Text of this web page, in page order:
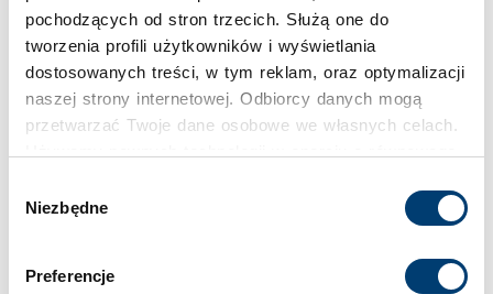
pochodzących od stron trzecich. Służą one do
tworzenia profili użytkowników i wyświetlania
dostosowanych treści, w tym reklam, oraz optymalizacji
naszej strony internetowej. Odbiorcy danych mogą
przetwarzać Twoje dane osobowe we własnych celach.
odrzucić i wycofać swoją zgodę w dowolnej chwili ze
zgody
Niezbędne
Preferencje